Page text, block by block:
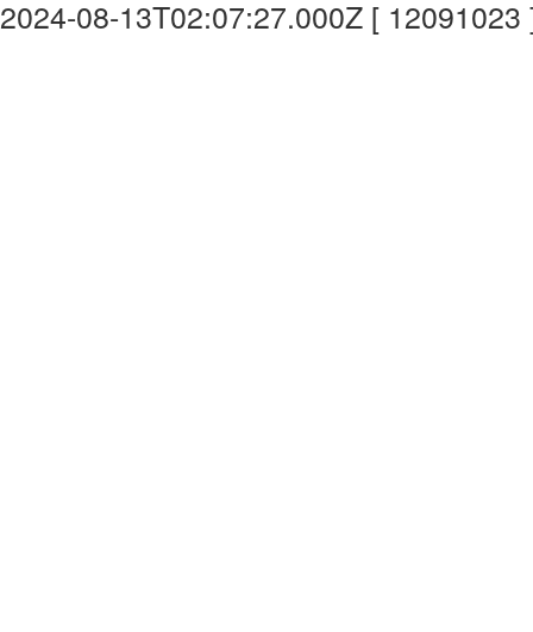
2024-08-13T02:07:27.000Z [ 12091023